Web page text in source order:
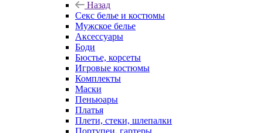
Назад
Секс белье и костюмы
Мужское белье
Аксессуары
Боди
Бюстье, корсеты
Игровые костюмы
Комплекты
Маски
Пеньюары
Платья
Плети, стеки, шлепалки
Портупеи, гартеры